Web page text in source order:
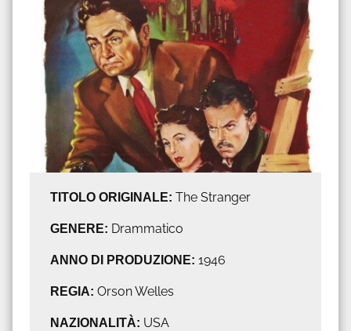
TITOLO ORIGINALE: The Stranger
GENERE: Drammatico
ANNO DI PRODUZIONE: 1946
REGIA: Orson Welles
NAZIONALITÀ: USA